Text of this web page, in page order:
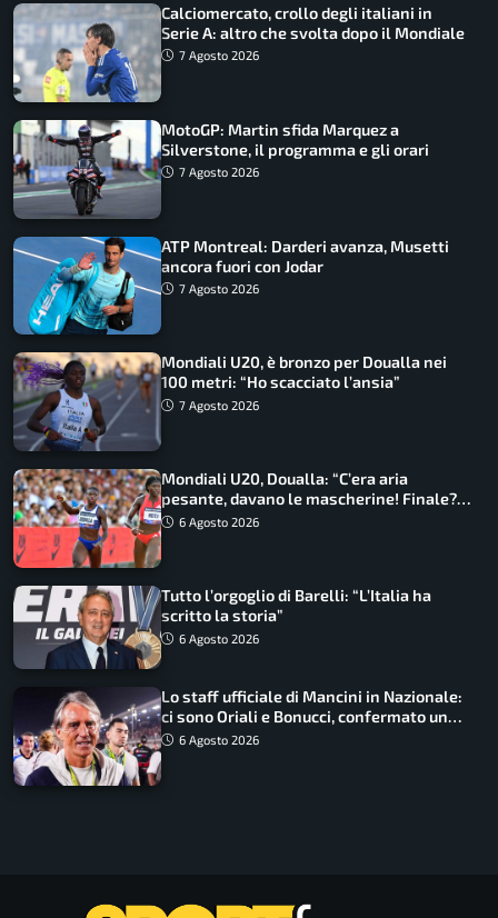
Calciomercato, crollo degli italiani in
Serie A: altro che svolta dopo il Mondiale
7 Agosto 2026
MotoGP: Martin sfida Marquez a
Silverstone, il programma e gli orari
7 Agosto 2026
ATP Montreal: Darderi avanza, Musetti
ancora fuori con Jodar
7 Agosto 2026
Mondiali U20, è bronzo per Doualla nei
100 metri: “Ho scacciato l’ansia”
7 Agosto 2026
Mondiali U20, Doualla: “C’era aria
pesante, davano le mascherine! Finale?
Non ho nulla da perdere”
6 Agosto 2026
Tutto l’orgoglio di Barelli: “L’Italia ha
scritto la storia”
6 Agosto 2026
Lo staff ufficiale di Mancini in Nazionale:
ci sono Oriali e Bonucci, confermato un
ritorno
6 Agosto 2026